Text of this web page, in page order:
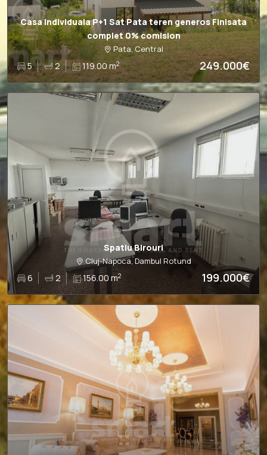
Casa individuala P+1 Sat Pata teren generos Finisata
complet 0% comision
Pata, Central
5 2 119.00 m2 249.000€
Spatiu Birouri
Cluj-Napoca, Dambul Rotund
6 2 156.00 m2 199.000€